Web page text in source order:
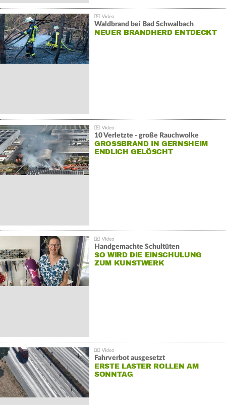
Waldbrand bei Bad Schwalbach
NEUER BRANDHERD ENTDECKT
10 Verletzte - große Rauchwolke
GROSSBRAND IN GERNSHEIM E
NDLICH GELÖSCHT
Handgemachte Schultüten
SO WIRD DIE EINSCHULUNG
ZUM KUNSTWERK
Fahrverbot ausgesetzt
ERSTE LASTER ROLLEN AM
SONNTAG